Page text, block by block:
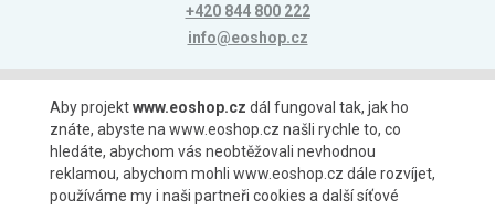
+420 844 800 222
info@eoshop.cz
Možnosti platby
Aby projektwww.eoshop.cz dál fungoval tak, jak ho
znáte, abyste na www.eoshop.cz našli rychle to, co
hledáte, abychom vás neobtěžovali nevhodnou
reklamou, abychom mohli www.eoshop.cz dále rozvíjet,
používáme my i naši partneři cookies a další síťové